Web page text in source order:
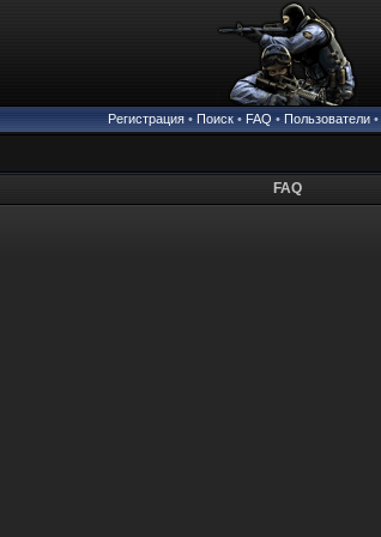
Регистрация• Поиск• FAQ • Пользователи•
FAQ